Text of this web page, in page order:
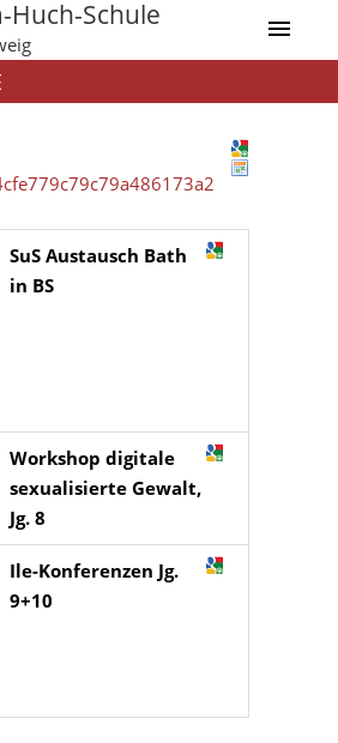
Huch-Schule
SuS Austausch Bath
in BS
Workshop digitale
sexualisierte Gewalt,
Jg. 8
Ile-Konferenzen Jg.
9+10